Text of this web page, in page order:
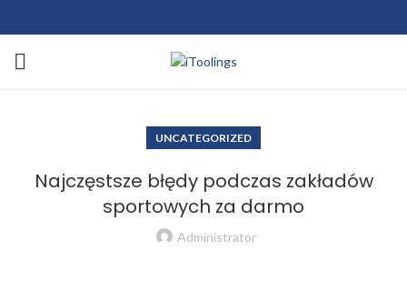
UNCATEGORIZED
Najczęstsze błędy podczas zakładów
sportowych za darmo
Administrator